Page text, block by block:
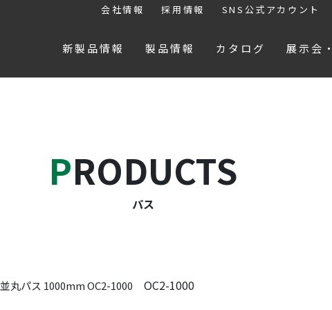
会社情報 採用情報 SNS公式アカウント
新製品情報 製品情報 カタログ 展示会
PRODUCTS
パス
並丸パス 1000mm OC2-1000 OC2-1000